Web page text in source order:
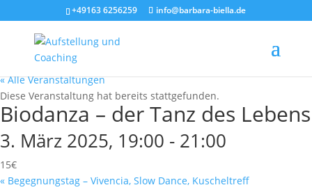
+49163 6256259 info@barbara-biella.de
« Alle Veranstaltungen
Diese Veranstaltung hat bereits stattgefunden.
Biodanza – der Tanz des Lebens
3. März 2025, 19:00 - 21:00
15€
« Begegnungstag – Vivencia, Slow Dance, Kuscheltreff